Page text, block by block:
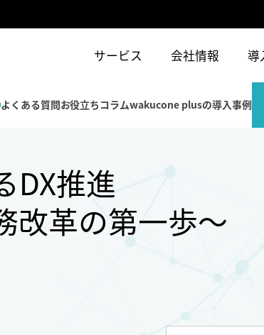
サービス 会社情報 導
よくある質問 お役立ちコラムwakucone plusの導入事例
DX推進
改革の第一歩～